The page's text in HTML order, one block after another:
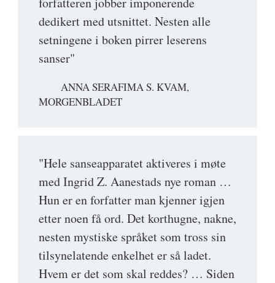
dedikert med utsnittet. Nesten alle
setningene i boken pirrer leserens
sanser"
ANNA SERAFIMA S. KVAM,
MORGENBLADET
"Hele sanseapparatet aktiveres i møte
med Ingrid Z. Aanestads nye roman …
Hun er en forfatter man kjenner igjen
etter noen få ord. Det korthugne, nakne,
nesten mystiske språket som tross sin
tilsynelatende enkelhet er så ladet.
Hvem er det som skal reddes? … Siden